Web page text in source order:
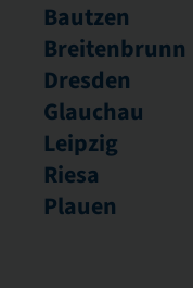
Bautzen
Breitenbrunn
Dresden
Glauchau
Leipzig
Riesa
Plauen